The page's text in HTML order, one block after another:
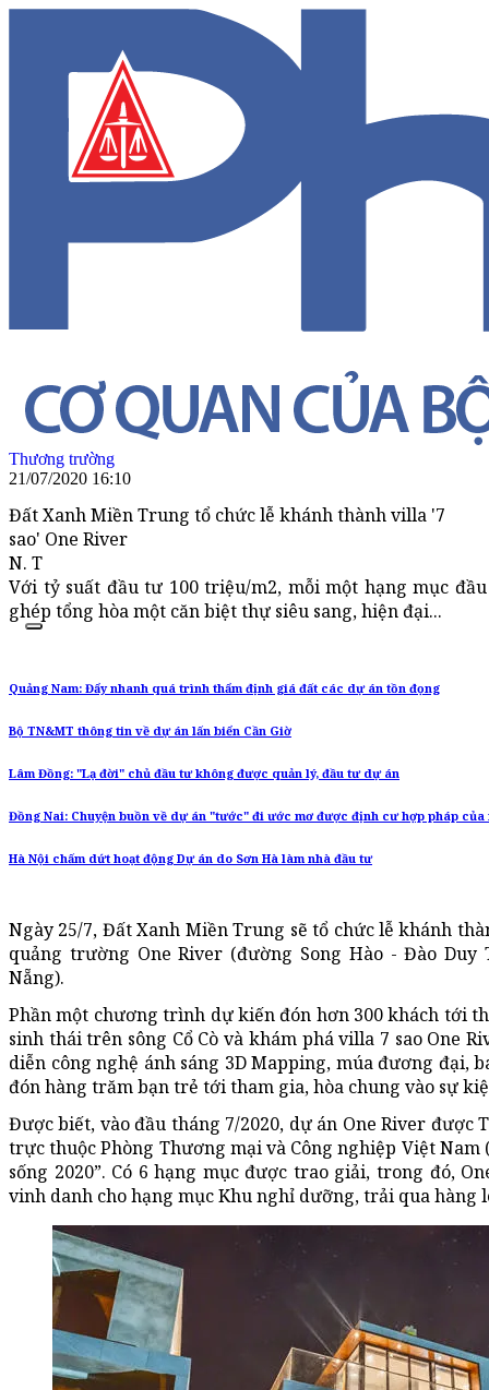
Thương trường
21/07/2020 16:10
Đất Xanh Miền Trung tổ chức lễ khánh thành villa '7
sao' One River
N. T
Với tỷ suất đầu tư 100 triệu/m2, mỗi một hạng mục
ghép tổng hòa một căn biệt thự siêu sang, hiện đại...
Quảng Nam: Đẩy nhanh quá trình thẩm định giá đất các dự án tồn đọng
Bộ TN&MT thông tin về dự án lấn biển Cần Giờ
Lâm Đồng: "Lạ đời" chủ đầu tư không được quản lý, đầu tư dự án
Đồng Nai: Chuyện buồn về dự án "tước" đi ước mơ được định cư hợp pháp
Hà Nội chấm dứt hoạt động Dự án do Sơn Hà làm nhà đầu tư
Ngày 25/7, Đất Xanh Miền Trung sẽ tổ chức lễ khánh
quảng trường One River (đường Song Hào - Đào Duy
Nẵng).
Phần một chương trình dự kiến đón hơn 300 khách tới
sinh thái trên sông Cổ Cò và khám phá villa 7 sao One
diễn công nghệ ánh sáng 3D Mapping, múa đương đại,
đón hàng trăm bạn trẻ tới tham gia, hòa chung vào sự
Được biết, vào đầu tháng 7/2020, dự án One River được
trực thuộc Phòng Thương mại và Công nghiệp Việt Nam
sống 2020”. Có 6 hạng mục được trao giải, trong đó,
vinh danh cho hạng mục Khu nghỉ dưỡng, trải qua hàng